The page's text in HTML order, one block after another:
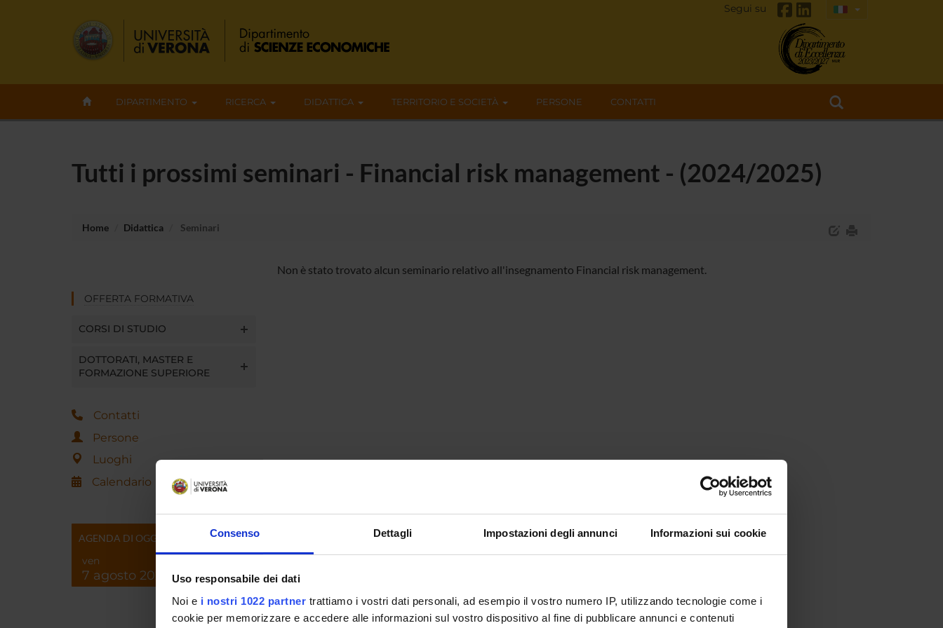
Consenso Dettagli Impostazioni degli annunci Informazioni sui cookie
Uso responsabile dei dati
Noi e i nostri 1022 partner trattiamo i vostri dati personali, ad esempio il vostro numero IP, utilizzando tecnologie come i
cookie per memorizzare e accedere alle informazioni sul vostro dispositivo al fine di pubblicare annunci e contenuti
Segui su
DIPARTIMENTO RICERCA DIDATTICA TERRITORIO E SOCIETÀ PERSONE CONTATTI
Tutti i prossimi seminari - Financial risk management - (2024/2025)
Home Didattica Seminari
OFFERTA FORMATIVA
CORSI DI STUDIO
DOTTORATI, MASTER E
FORMAZIONE SUPERIORE
Contatti
Persone
Luoghi
Calendario
AGENDA DI OGGI
ven
7 agosto 2026
Non è stato trovato alcun seminario relativo all'insegnamento Financial risk management.